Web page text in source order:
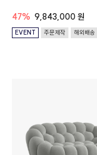
47% 9,843,000 원
EVENT 주문제작 해외배송